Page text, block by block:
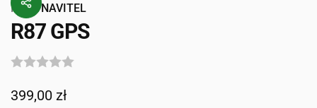
Przez NAVITEL
R87 GPS
Cena
399,00 zł